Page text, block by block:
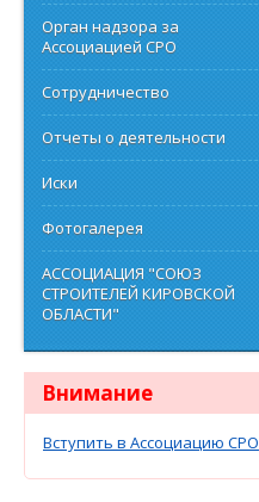
Орган надзора за
Ассоциацией СРО
Сотрудничество
Отчеты о деятельности
Иски
Фотогалерея
АССОЦИАЦИЯ "СОЮЗ
СТРОИТЕЛЕЙ КИРОВСКОЙ
ОБЛАСТИ"
Внимание
Вступить в Ассоциацию СРО